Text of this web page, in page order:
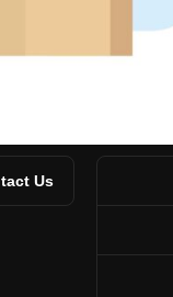
Us